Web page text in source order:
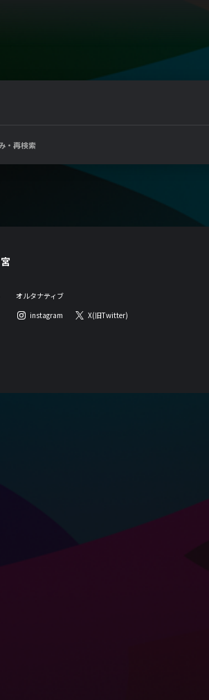
・再検索
オルタナティブ
instagram X(旧Twitter)